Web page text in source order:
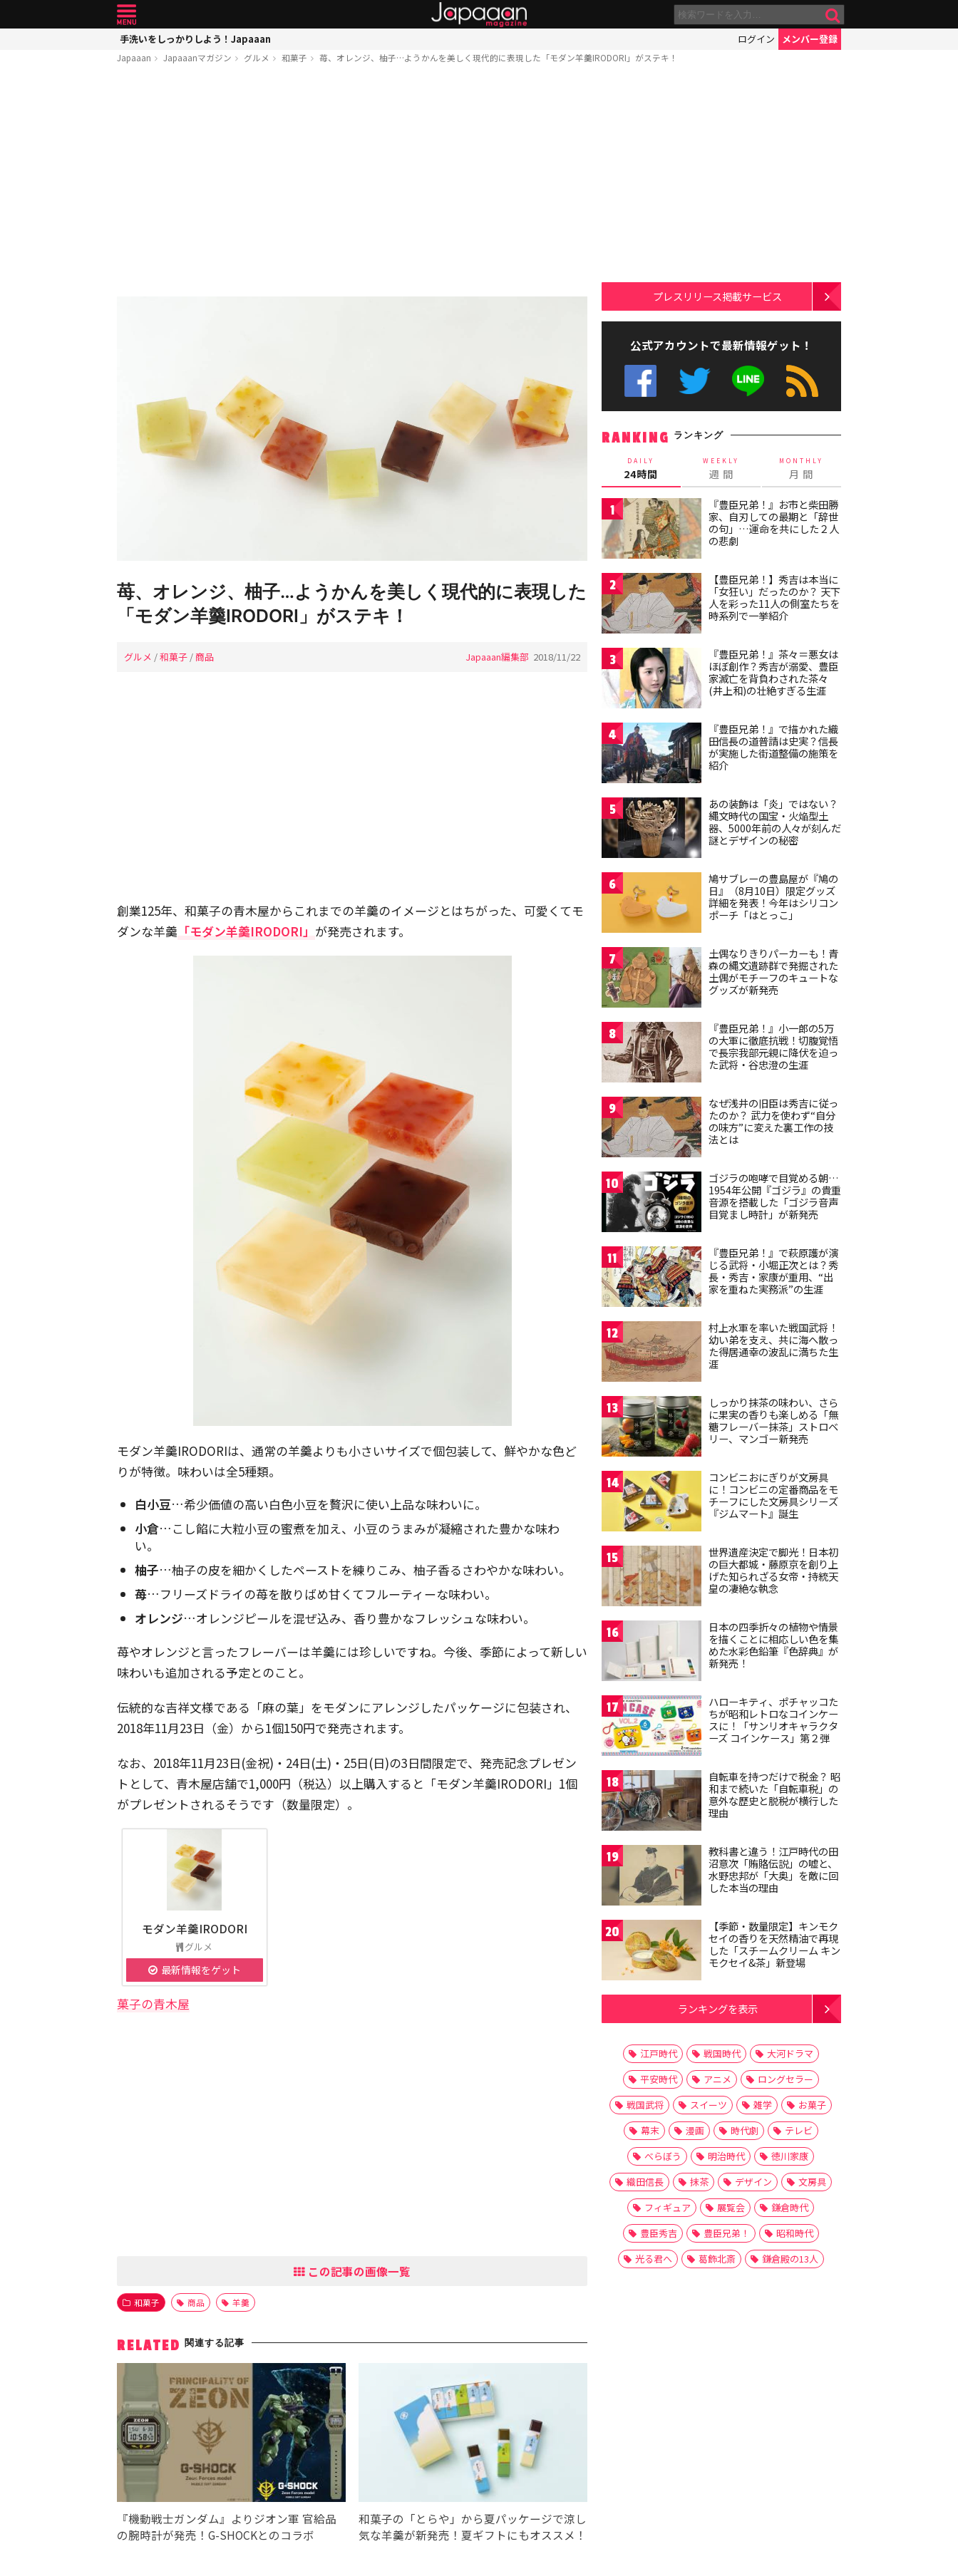
手洗いをしっかりしよう！Japaaan ログイン メンバー登録
Japaaan Japaaanマガジン グルメ 和菓子 苺、オレンジ、柚子…ようかんを美しく現代的に表現した「モダン羊羹IRODORI」がステキ！
苺、オレンジ、柚子…ようかんを美しく現代的に表現した
「モダン羊羹IRODORI」がステキ！
グルメ /和菓子 / 商品 Japaaan編集部 2018/11/22
創業125年、和菓子の青木屋からこれまでの羊羹のイメージとはちがった、可愛くてモ
ダンな羊羹 「モダン羊羹IRODORI」 が発売されます。
モダン羊羹IRODORIは、通常の羊羹よりも小さいサイズで個包装して、鮮やかな色ど
りが特徴。味わいは全5種類。
白小豆…希少価値の高い白色小豆を贅沢に使い上品な味わいに。
小倉…こし餡に大粒小豆の蜜煮を加え、小豆のうまみが凝縮された豊かな味わ
い。
柚子…柚子の皮を細かくしたペーストを練りこみ、柚子香るさわやかな味わい。
苺…フリーズドライの苺を散りばめ甘くてフルーティーな味わい。
オレンジ…オレンジピールを混ぜ込み、香り豊かなフレッシュな味わい。
苺やオレンジと言ったフレーバーは羊羹には珍しいですね。今後、季節によって新しい
味わいも追加される予定とのこと。
伝統的な吉祥文様である「麻の葉」をモダンにアレンジしたパッケージに包装され、
2018年11月23日（金）から1個150円で発売されます。
なお、2018年11月23日(金祝)・24日(土)・25日(日)の3日間限定で、発売記念プレゼン
トとして、青木屋店舗で1,000円（税込）以上購入すると「モダン羊羹IRODORI」1個
がプレゼントされるそうです（数量限定）。
モダン羊羹IRODORI
グルメ
最新情報をゲット
菓子の青木屋
この記事の画像一覧
和菓子 商品 羊羹
RELATED 関連する記事
『機動戦士ガンダム』よりジオン軍 官給品
の腕時計が発売！G-SHOCKとのコラボ
和菓子の「とらや」から夏パッケージで涼し
気な羊羹が新発売！夏ギフトにもオススメ！
プレスリリース掲載サービス
公式アカウントで最新情報ゲット！
RANKING ランキング
DAILY
24時間
WEEKLY
週 間
MONTHLY
月 間
1
『豊臣兄弟！』お市と柴田勝
家、自刃しての最期と「辞世
の句」…運命を共にした２人
の悲劇
2
【豊臣兄弟！】秀吉は本当に
「女狂い」だったのか？ 天下
人を彩った11人の側室たちを
時系列で一挙紹介
3
『豊臣兄弟！』茶々＝悪女は
ほぼ創作？秀吉が溺愛、豊臣
家滅亡を背負わされた茶々
(井上和)の壮絶すぎる生涯
4
『豊臣兄弟！』で描かれた織
田信長の道普請は史実？信長
が実施した街道整備の施策を
紹介
5
あの装飾は「炎」ではない？
縄文時代の国宝・火焔型土
器、5000年前の人々が刻んだ
謎とデザインの秘密
6
鳩サブレーの豊島屋が『鳩の
日』（8月10日）限定グッズ
詳細を発表！今年はシリコン
ポーチ「はとっこ」
7
土偶なりきりパーカーも！青
森の縄文遺跡群で発掘された
土偶がモチーフのキュートな
グッズが新発売
8
『豊臣兄弟！』小一郎の5万
の大軍に徹底抗戦！切腹覚悟
で長宗我部元親に降伏を迫っ
た武将・谷忠澄の生涯
9
なぜ浅井の旧臣は秀吉に従っ
たのか？ 武力を使わず“自分
の味方”に変えた裏工作の技
法とは
10
ゴジラの咆哮で目覚める朝…
1954年公開『ゴジラ』の貴重
音源を搭載した「ゴジラ音声
目覚まし時計」が新発売
11
『豊臣兄弟！』で萩原護が演
じる武将・小堀正次とは？秀
長・秀吉・家康が重用、“出
家を重ねた実務派”の生涯
12
村上水軍を率いた戦国武将！
幼い弟を支え、共に海へ散っ
た得居通幸の波乱に満ちた生
涯
13
しっかり抹茶の味わい、さら
に果実の香りも楽しめる「無
糖フレーバー抹茶」ストロベ
リー、マンゴー新発売
14
コンビニおにぎりが文房具
に！コンビニの定番商品をモ
チーフにした文房具シリーズ
『ジムマート』誕生
15
世界遺産決定で脚光！日本初
の巨大都城・藤原京を創り上
げた知られざる女帝・持統天
皇の凄絶な執念
16
日本の四季折々の植物や情景
を描くことに相応しい色を集
めた水彩色鉛筆『色辞典』が
新発売！
17
ハローキティ、ポチャッコた
ちが昭和レトロなコインケー
スに！「サンリオキャラクタ
ーズ コインケース」第２弾
18
自転車を持つだけで税金？ 昭
和まで続いた「自転車税」の
意外な歴史と脱税が横行した
理由
19
教科書と違う！江戸時代の田
沼意次「賄賂伝説」の嘘と、
水野忠邦が「大奥」を敵に回
した本当の理由
20
【季節・数量限定】キンモク
セイの香りを天然精油で再現
した「スチームクリーム キン
モクセイ&茶」新登場
ランキングを表示
江戸時代 戦国時代
大河ドラマ
平安時代
アニメ
ロングセラー
戦国武将
スイーツ 雑学
お菓子
幕末
漫画 時代劇
テレビ
べらぼう
明治時代
徳川家康
織田信長
抹茶 デザイン
文房具
フィギュア
展覧会
鎌倉時代
豊臣秀吉
豊臣兄弟！
昭和時代
光る君へ
葛飾北斎 鎌倉殿の13人